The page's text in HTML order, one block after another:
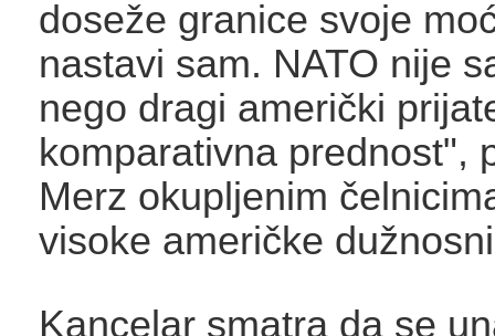
doseže granice svoje
nastavi sam. NATO nije
nego dragi američki
komparativna prednost",
Merz okupljenim
visoke američke
Kancelar smatra da se